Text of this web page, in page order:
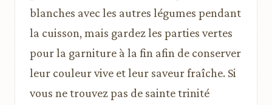
blanches avec les autres légumes pendant
la cuisson, mais gardez les parties vertes
pour la garniture à la fin afin de conserver
leur couleur vive et leur saveur fraîche. Si
vous ne trouvez pas de sainte trinité